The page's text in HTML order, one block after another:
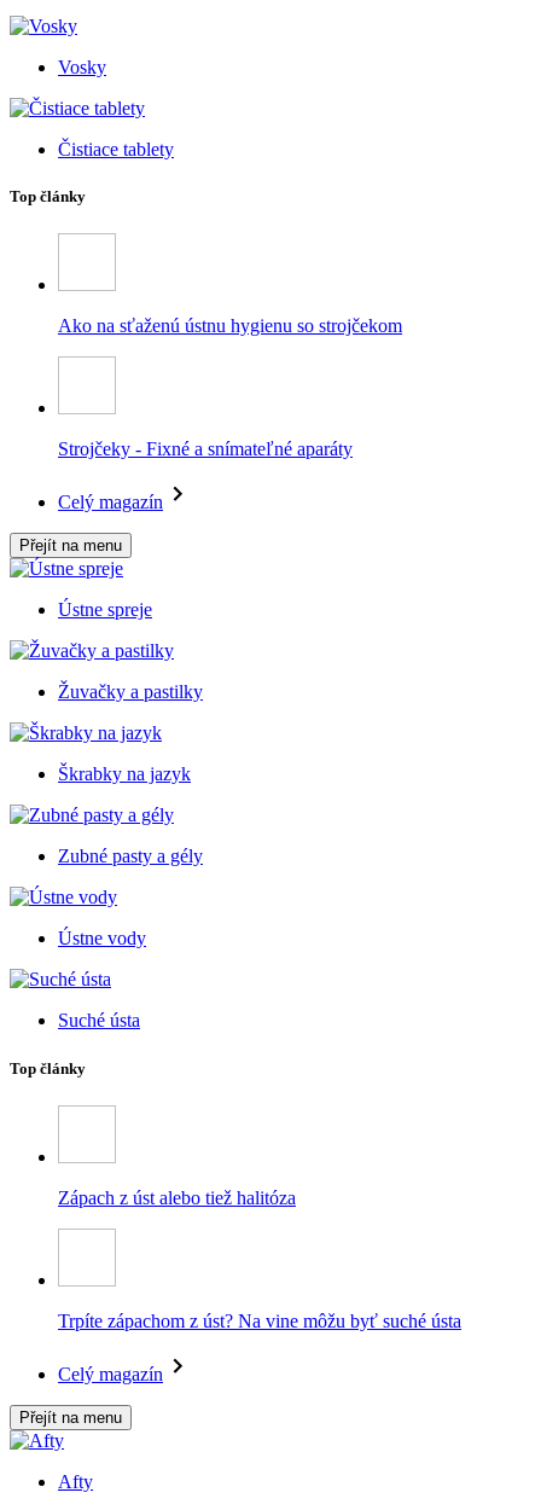
Vosky
Čistiace tablety
Top články
Ako na sťaženú ústnu hygienu so strojčekom
Strojčeky - Fixné a snímateľné aparáty
Celý magazín
Přejít na menu
Ústne spreje
Žuvačky a pastilky
Škrabky na jazyk
Zubné pasty a gély
Ústne vody
Suché ústa
Top články
Zápach z úst alebo tiež halitóza
Trpíte zápachom z úst? Na vine môžu byť suché ústa
Celý magazín
Přejít na menu
Afty